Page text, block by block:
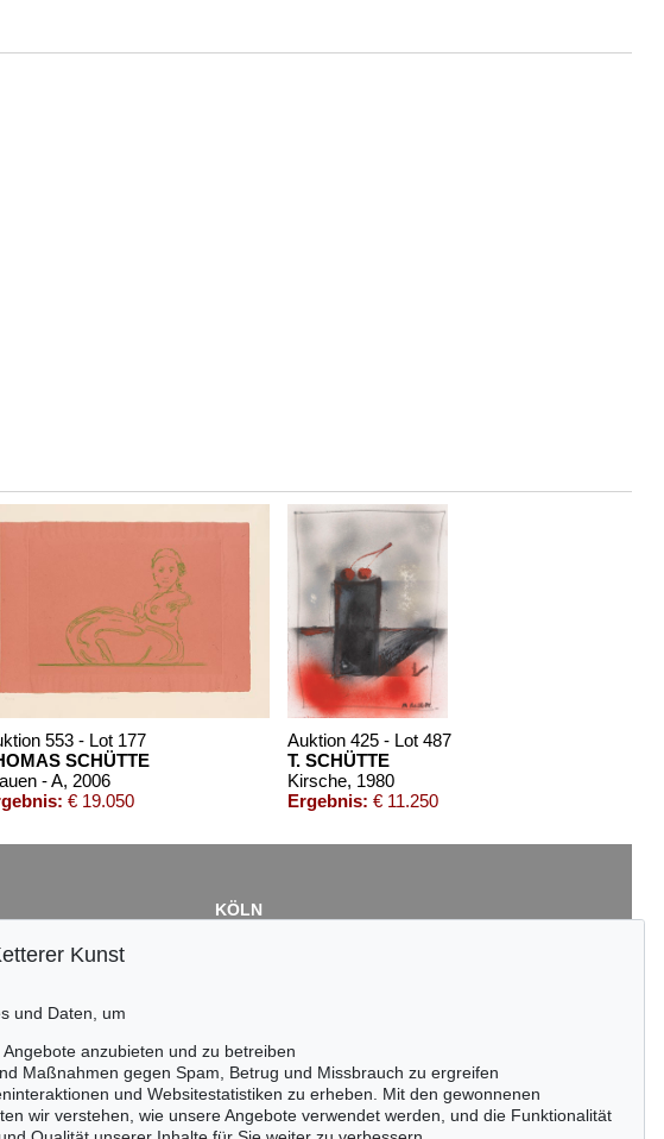
553 - Lot 177
SCHÜTTE
- A, 2006
€ 19.050
Auktion 425 - Lot 487
T. SCHÜTTE
Kirsche, 1980
Ergebnis: € 11.250
, 1990
53-63
KÖLN
Kunst
und Daten, um
anzubieten und zu betreiben
Maßnahmen gegen Spam, Betrug und Missbrauch zu ergreifen
und Websitestatistiken zu erheben. Mit den gewonnenen
wir verstehen, wie unsere Angebote verwendet werden, und die Funktionalität